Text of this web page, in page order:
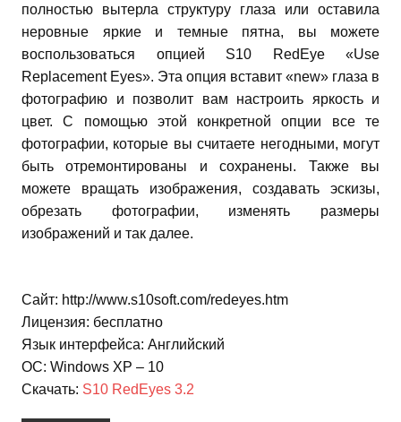
полностью вытерла структуру глаза или оставила
неровные яркие и темные пятна, вы можете
воспользоваться опцией S10 RedEye «Use
Replacement Eyes». Эта опция вставит «new» глаза в
фотографию и позволит вам настроить яркость и
цвет. С помощью этой конкретной опции все те
фотографии, которые вы считаете негодными, могут
быть отремонтированы и сохранены. Также вы
можете вращать изображения, создавать эскизы,
обрезать фотографии, изменять размеры
изображений и так далее.
Сайт: http://www.s10soft.com/redeyes.htm
Лицензия: бесплатно
Язык интерфейса: Английский
ОС: Windows XP – 10
Скачать: S10 RedEyes 3.2